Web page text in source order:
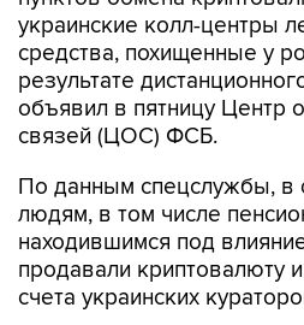
украинские колл-центры
средства, похищенные у
результате
объявил в пятницу Центр
связей (ЦОС) ФСБ.
По данным спецслужбы, в
людям, в том числе
находившимся под
продавали криптовалюту
счета украинских